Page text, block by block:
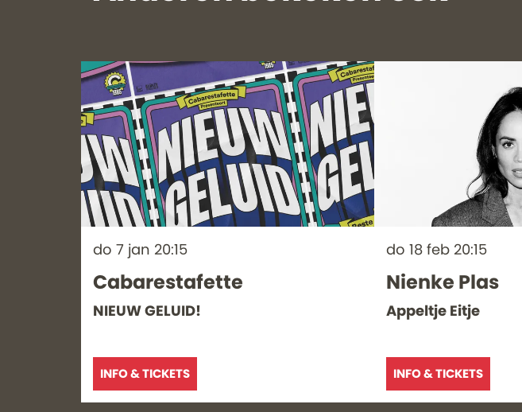
Cabarestafette
NIEUW GELUID!
do 7 jan 20:15
INFO & TICKETS
Nienke Plas
Appeltje Eitje
do 18 feb 20:15
INFO & TICKETS